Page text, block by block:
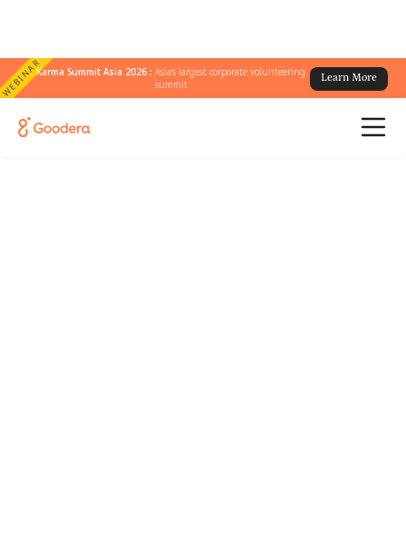
WEBINARKarma Summit Asia 2026 :Asia's largest corporate volunteering
summit
Learn More